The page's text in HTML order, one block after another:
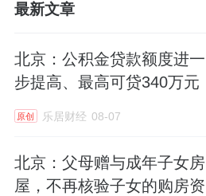
最新文章
北京：公积金贷款额度进一
步提高、最高可贷340万元
原创 乐居财经 08-07
北京：父母赠与成年子女房
屋，不再核验子女的购房资